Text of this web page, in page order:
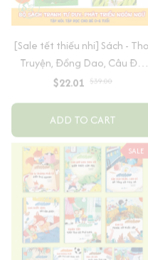
Truyện, Đồng Dao, Câu Đố,
Tập Nói Tập Đọc Cho Bé 0-6
Tuổi - Combo 4 Quyển
$22.01 $39.00
SALE